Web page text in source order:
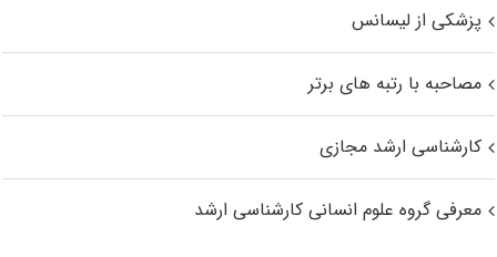
پزشکی از لیسانس
مصاحبه با رتبه های برتر
کارشناسی ارشد مجازی
معرفی گروه علوم انسانی کارشناسی ارشد